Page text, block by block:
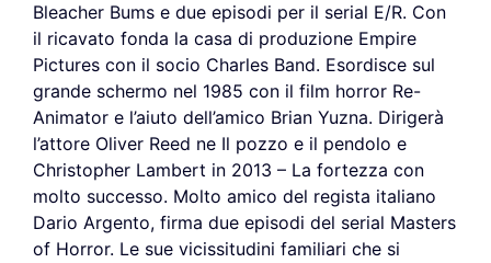
Bleacher Bums e due episodi per il serial E/R. Con
il ricavato fonda la casa di produzione Empire
Pictures con il socio Charles Band. Esordisce sul
grande schermo nel 1985 con il film horror Re-
Animator e l’aiuto dell’amico Brian Yuzna. Dirigerà
l’attore Oliver Reed ne Il pozzo e il pendolo e
Christopher Lambert in 2013 – La fortezza con
molto successo. Molto amico del regista italiano
Dario Argento, firma due episodi del serial Masters
of Horror. Le sue vicissitudini familiari che si